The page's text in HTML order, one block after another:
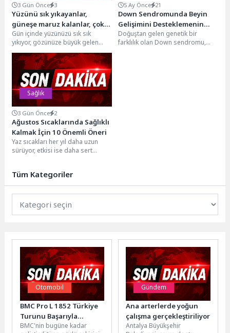
3 Gün Önce 3
Yüzünü sık yıkayanlar,
güneşe maruz kalanlar, çok
terleyenler dikkat!
Gün içinde yüzünüzü sık sık
yıkıyor, gözünüze büyük gelen
sivilcelerinizi sıkıyor, telefon
ekranınızı silmeyi hiç...
5 Ay Önce 21
Down Sendromunda Beyin
Gelişimini Desteklemenin
Yolları
Doğuştan gelen genetik bir
farklılık olan Down sendromu,
Sağlık
3 Gün Önce 2
Ağustos Sıcaklarında Sağlıklı
Kalmak İçin 10 Önemli Öneri
Yaz sıcakları her yıl daha uzun
sürüyor, etkisi ise daha sert
Tüm Kategoriler
Otomobil
BMC Pro L 1852 Türkiye
Turunu Başarıyla
Tamamladı
BMC'nin bugüne kadar
Gündem
Ana arterlerde yoğun
çalışma gerçekleştiriliyor
Antalya Büyükşehir